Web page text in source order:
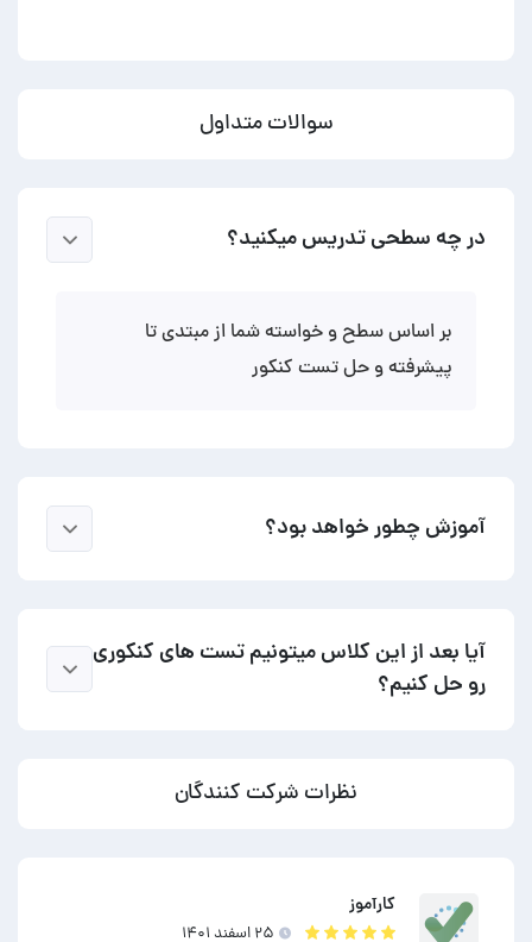
سوالات متداول
در چه سطحی تدریس میکنید؟
بر اساس سطح و خواسته شما از مبتدی تا
پیشرفته و حل تست کنکور
آموزش چطور خواهد بود؟
آیا بعد از این کلاس میتونیم تست های کنکوری
رو حل کنیم؟
نظرات شرکت کنندگان
کارآموز
۲۵ اسفند ۱۴۰۱